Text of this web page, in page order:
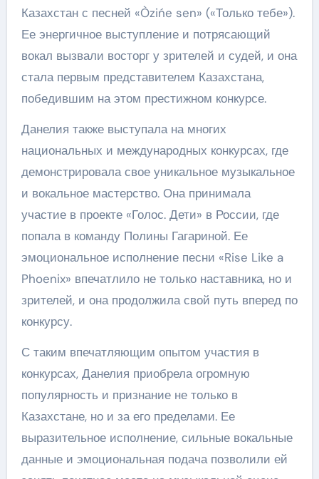
Казахстан с песней «Òzińe sen» («Только тебе»).
Ее энергичное выступление и потрясающий
вокал вызвали восторг у зрителей и судей, и она
стала первым представителем Казахстана,
победившим на этом престижном конкурсе.
Данелия также выступала на многих
национальных и международных конкурсах, где
демонстрировала свое уникальное музыкальное
и вокальное мастерство. Она принимала
участие в проекте «Голос. Дети» в России, где
попала в команду Полины Гагариной. Ее
эмоциональное исполнение песни «Rise Like a
Phoenix» впечатлило не только наставника, но и
зрителей, и она продолжила свой путь вперед по
конкурсу.
С таким впечатляющим опытом участия в
конкурсах, Данелия приобрела огромную
популярность и признание не только в
Казахстане, но и за его пределами. Ее
выразительное исполнение, сильные вокальные
данные и эмоциональная подача позволили ей